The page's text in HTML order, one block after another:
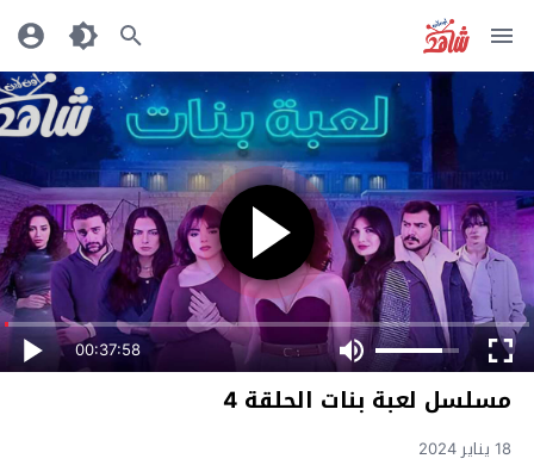
00:37:58
مسلسل لعبة بنات الحلقة 4
18 يناير 2024